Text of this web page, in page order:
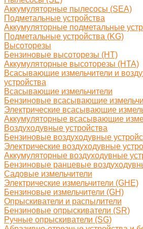
Аккумуляторные пылесосы (SEA)
Подметальные устройства
Аккумуляторные подметальные
Подметальные устройства (KG)
Высоторезы
Бензиновые высоторезы (HT)
Аккумуляторные высоторезы (HTA)
Всасывающие измельчители и
устройства
Всасывающие измельчители
Бензиновые всасывающие
Электрические всасывающие
Аккумуляторные всасывающие
Воздуходувные устройства
Бензиновые воздуходувные
Электрические воздуходувные
Аккумуляторные воздуходувные
Бензиновые ранцевые
Садовые измельчители
Электрические измельчители (GHE)
Бензиновые измельчители (GH)
Опрыскиватели и распылители
Бензиновые опрыскиватели (SR)
Ручные опрыскиватели (SG)